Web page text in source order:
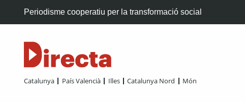
Periodisme cooperatiu per la transformació social
Catalunya País Valencià Illes Catalunya Nord Món